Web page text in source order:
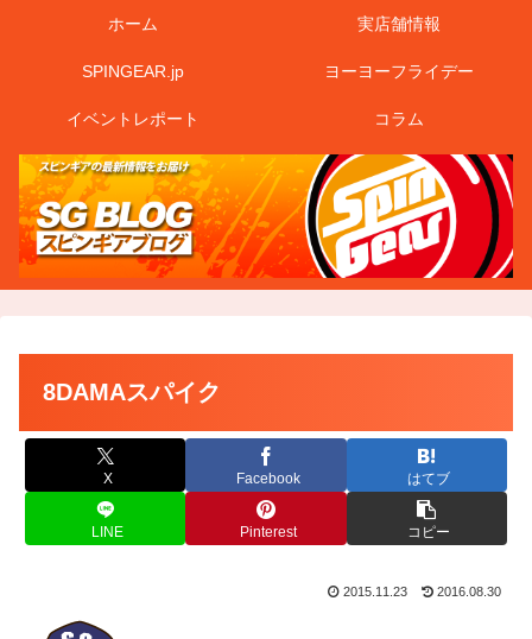
ホーム 実店舗情報
SPINGEAR.jp ヨーヨーフライデー
イベントレポート コラム
8DAMAスパイク
X Facebook はてブ
LINE Pinterest コピー
2015.11.23 2016.08.30